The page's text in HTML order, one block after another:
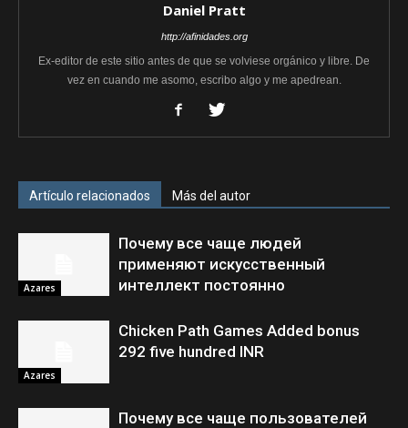
Daniel Pratt
http://afinidades.org
Ex-editor de este sitio antes de que se volviese orgánico y libre. De
vez en cuando me asomo, escribo algo y me apedrean.
Artículo relacionados Más del autor
Azares
Почему все чаще людей
применяют искусственный
интеллект постоянно
Azares
Chicken Path Games Added bonus
292 five hundred INR
Почему все чаще пользователей